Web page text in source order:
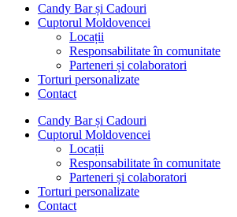
Candy Bar și Cadouri
Cuptorul Moldovencei
Locații
Responsabilitate în comunitate
Parteneri și colaboratori
Torturi personalizate
Contact
Candy Bar și Cadouri
Cuptorul Moldovencei
Locații
Responsabilitate în comunitate
Parteneri și colaboratori
Torturi personalizate
Contact